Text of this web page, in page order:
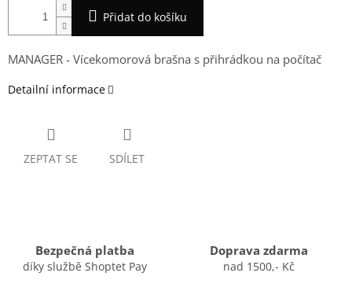
Přidat do košíku
MANAGER - Vícekomorová brašna s přihrádkou na počítač
Detailní informace
ZEPTAT SE SDÍLET
Bezpečná platba
díky službě Shoptet Pay
Doprava zdarma
nad 1500,- Kč